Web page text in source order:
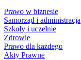
Prawo w biznesie
Samorząd i administracja
Szkoły i uczelnie
Zdrowie
Prawo dla każdego
Akty Prawne